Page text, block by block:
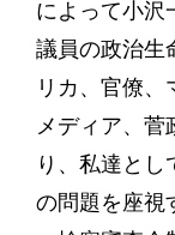
によって小沢
議員の政治生
リカ、官僚、
メディア、菅
り、私達とし
の問題を座視